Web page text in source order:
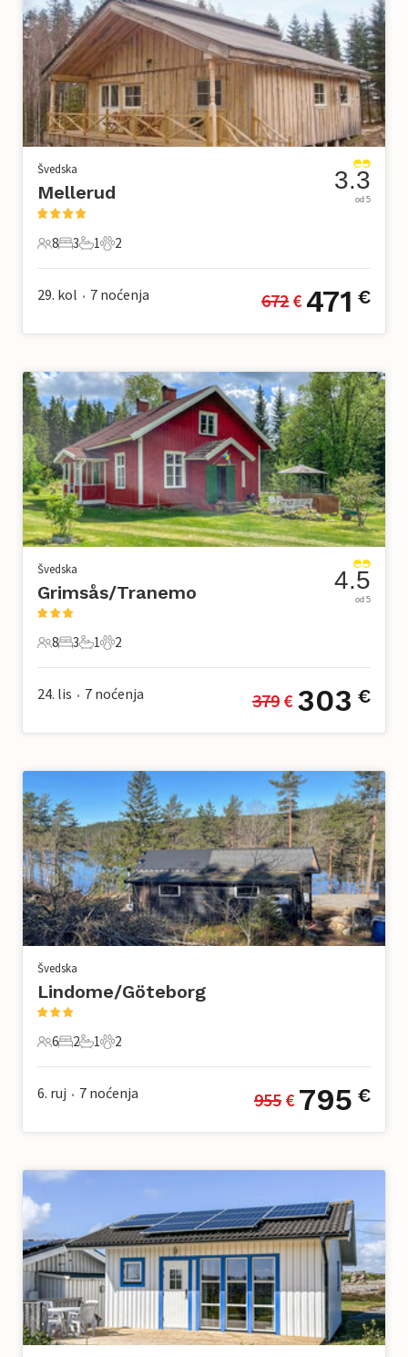
Švedska
Mellerud
8 Gosti
8
3 Spavaće sobe
3
1 Kupaonica
1
2 Kućni ljubimac
2
3.3
od 5
29. kol • 7 noćenja 672 € 471 €
Švedska
Grimsås/Tranemo
8 Gosti
8
3 Spavaće sobe
3
1 Kupaonica
1
2 Kućni ljubimac
2
4.5
od 5
24. lis • 7 noćenja 379 € 303 €
Švedska
Lindome/Göteborg
6 Gosti
6
2 Spavaće sobe
2
1 Kupaonica
1
2 Kućni ljubimac
2
6. ruj • 7 noćenja 955 € 795 €